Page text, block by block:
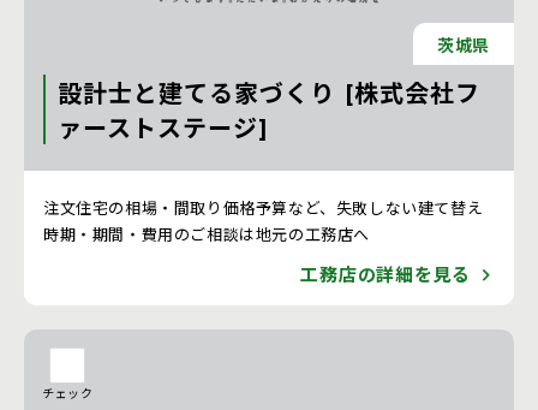
茨城県
設計士と建てる家づくり [株式会社フ
ァーストステージ]
注文住宅の相場・間取り価格予算など、失敗しない建て替え
時期・期間・費用のご相談は地元の工務店へ
工務店の詳細を見る
チェック